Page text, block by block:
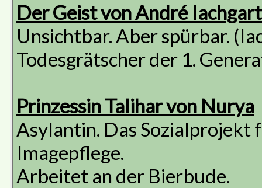
Der Geist von André Iachgart
Unsichtbar. Aber spürbar.
Todesgrätscher der 1.
Prinzessin Talihar von Nurya
Asylantin. Das Sozialprojekt
Imagepflege.
Arbeitet an der Bierbude.